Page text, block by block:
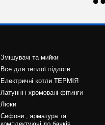
Змішувачі та мийки
Все для теплої підлоги
Електричні котли ТЕРМІЯ
Латунні і хромовані фітинги
Люки
Сифони , арматура та